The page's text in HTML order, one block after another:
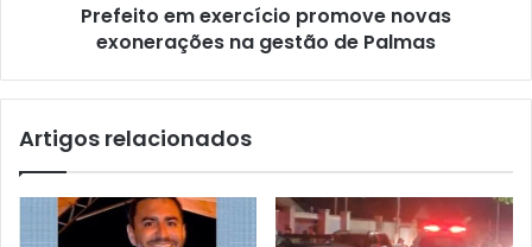
Prefeito em exercício promove novas
exonerações na gestão de Palmas
Artigos relacionados